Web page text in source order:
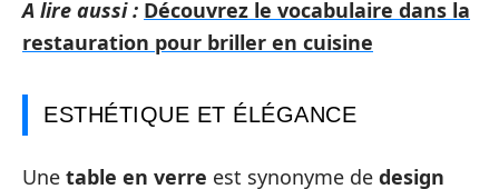
A lire aussi : Découvrez le vocabulaire dans la
restauration pour briller en cuisine
ESTHÉTIQUE ET ÉLÉGANCE
Une table en verre est synonyme de design